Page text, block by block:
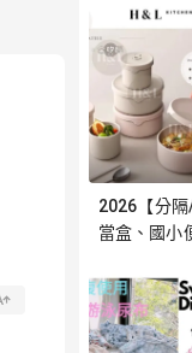
2026【分
當盒、國小